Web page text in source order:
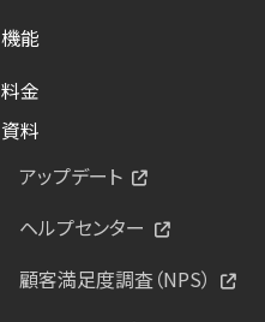
機能
料金
資料
アップデート
ヘルプセンター
顧客満足度調査（NPS）